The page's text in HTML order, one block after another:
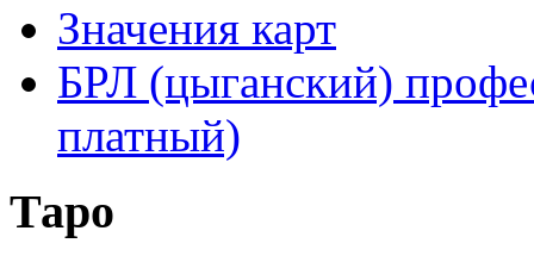
Значения карт
БРЛ (цыганский)
платный)
Таро